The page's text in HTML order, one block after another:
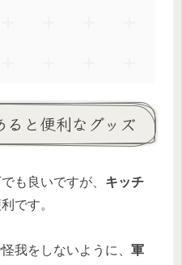
ると便利なグッズ
も良いですが、 キッチ
です。
我をしないように、 軍